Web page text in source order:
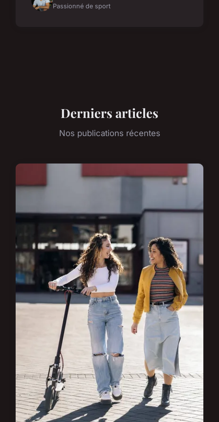
Passionné de sport
Derniers articles
Nos publications récentes